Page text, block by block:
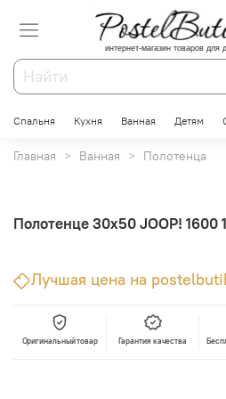
интернет-магазин товаров для
Спальня Кухня Ванная Детям
Главная Ванная Полотенца
Полотенце 30х50 JOOP! 1600
Лучшая цена на
Оригинальный товар Гарантия качества